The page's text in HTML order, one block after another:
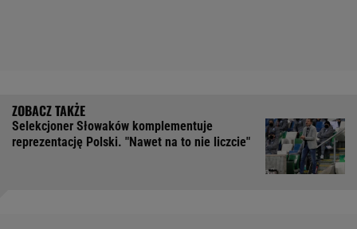
Selekcjoner Słowaków komplementuje
reprezentację Polski. "Nawet na to nie liczcie"